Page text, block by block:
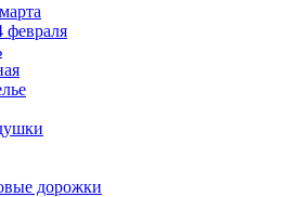
февраля
дорожки